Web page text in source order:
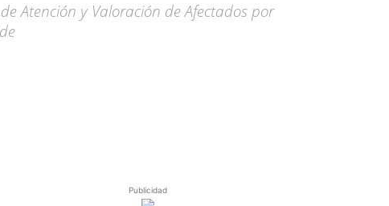
Atención y Valoración de Afectados por
Publicidad